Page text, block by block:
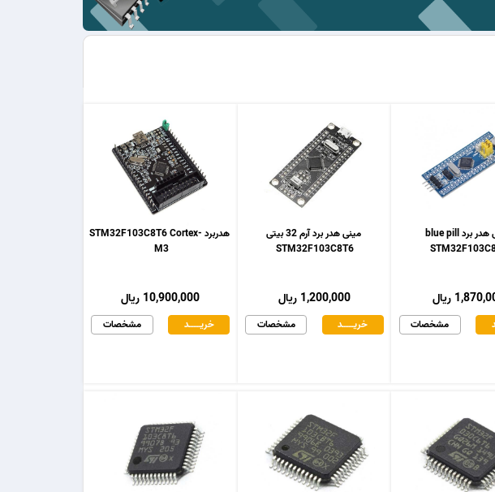
هدربرد STM32F103C8T6 Cortex-
M3
10,900,000 ریال
مشخصات خریـــــــد
مینی هدر برد آرم 32 بیتی
STM32F103C8T6
1,200,000 ریال
مشخصات خریـــــــد
مینی هدر برد blue pill
ریال
مشخصات